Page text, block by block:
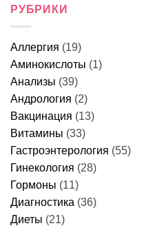
может
идти
к
врачу
у
и
когда
идти
к
врачу
Что
можно
колоноскопией
за
1
день
меню,
продукты
и
правила
питания
РУБРИКИ
Аллергия (19)
Аминокислоты (1)
Анализы (39)
Андрология (2)
Вакцинация (13)
Витамины (33)
Гастроэнтерология (55)
Гинекология (28)
Гормоны (11)
Диагностика (36)
Диеты (21)